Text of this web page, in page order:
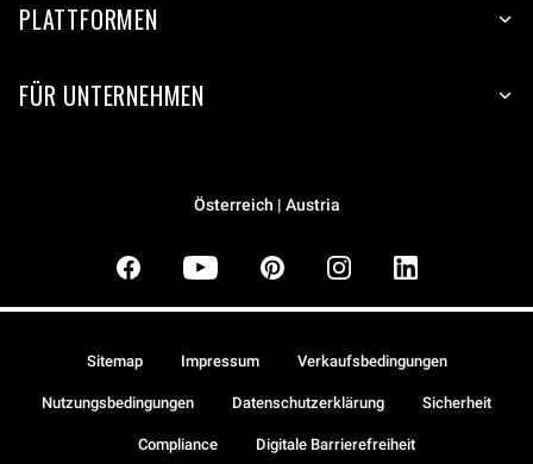
PLATTFORMEN
FÜR UNTERNEHMEN
Österreich | Austria
Sitemap Impressum Verkaufsbedingungen
Nutzungsbedingungen Datenschutzerklärung Sicherheit
Compliance Digitale Barrierefreiheit